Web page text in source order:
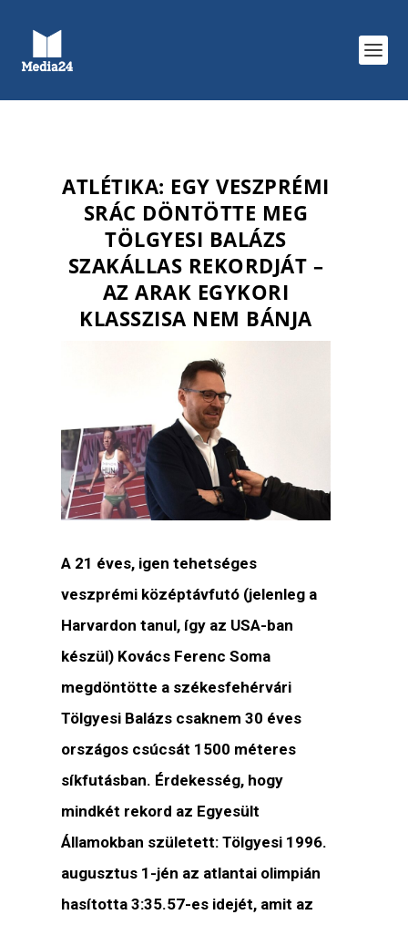
ATLÉTIKA: EGY VESZPRÉMI
SRÁC DÖNTÖTTE MEG
TÖLGYESI BALÁZS
SZAKÁLLAS REKORDJÁT –
AZ ARAK EGYKORI
KLASSZISA NEM BÁNJA
A 21 éves, igen tehetséges
veszprémi középtávfutó (jelenleg a
Harvardon tanul, így az USA-ban
készül) Kovács Ferenc Soma
megdöntötte a székesfehérvári
Tölgyesi Balázs csaknem 30 éves
országos csúcsát 1500 méteres
síkfutásban. Érdekesség, hogy
mindkét rekord az Egyesült
Államokban született: Tölgyesi 1996.
augusztus 1-jén az atlantai olimpián
hasította 3:35.57-es idejét, amit az